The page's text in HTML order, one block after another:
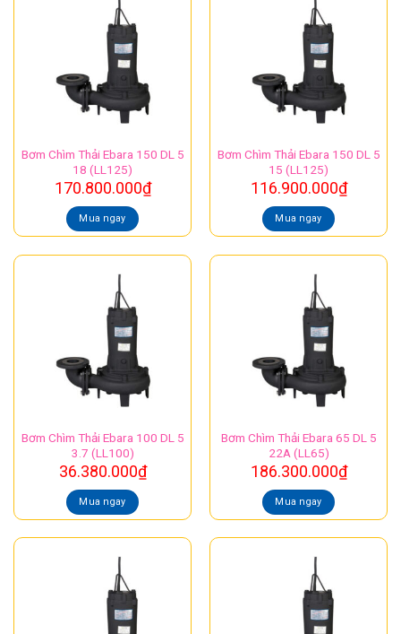
Bơm Chìm Thải Ebara 150 DL 5
18 (LL125)
170.800.000₫
Mua ngay
Bơm Chìm Thải Ebara 150 DL 5
15 (LL125)
116.900.000₫
Mua ngay
Bơm Chìm Thải Ebara 100 DL 5
3.7 (LL100)
36.380.000₫
Mua ngay
Bơm Chìm Thải Ebara 65 DL 5
22A (LL65)
186.300.000₫
Mua ngay